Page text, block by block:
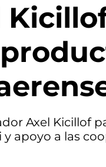
Axel Kicillof
y apoyo a las